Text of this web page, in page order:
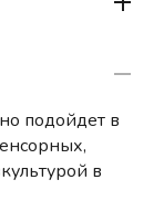
подойдет в
в